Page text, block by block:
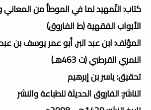
كتاب: التّمهيد لما في الموطأ من المعاني
الأبواب الفقهية (ط الفاروق)
المؤلف: ابن عبد البر, أبو عمر يوسف بن عبد
النمري القرطبي (ت 463هـ)
تحقيق: ياسر بن إبرهيم
الناشر: الفاروق الحديثة للطباعة والنشر